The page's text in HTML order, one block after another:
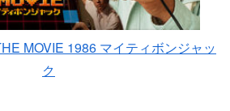
MOVIE 1986 マイティボンジャッ
ク